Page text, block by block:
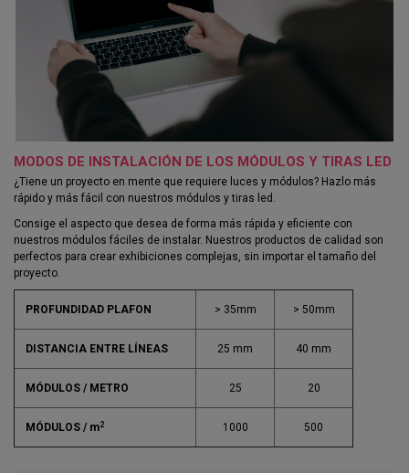
MODOS DE INSTALACIÓN DE LOS MÓDULOS Y TIRAS LED
¿Tiene un proyecto en mente que requiere luces y módulos? Hazlo más
rápido y más fácil con nuestros módulos y tiras led.
Consige el aspecto que desea de forma más rápida y eficiente con
nuestros módulos fáciles de instalar. Nuestros productos de calidad son
perfectos para crear exhibiciones complejas, sin importar el tamaño del
proyecto.⁣⁣
PROFUNDIDAD PLAFON > 35mm > 50mm
DISTANCIA ENTRE LÍNEAS 25 mm 40 mm
MÓDULOS / METRO 25 20
MÓDULOS / m2 1000 500